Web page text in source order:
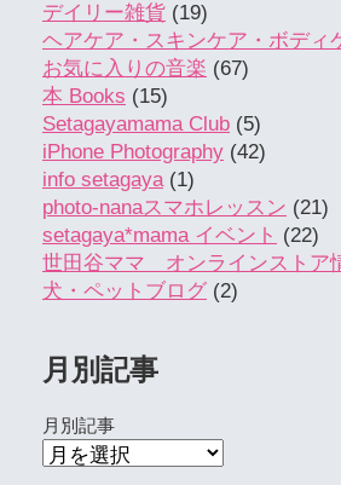
デイリー雑貨 (19)
ヘアケア・スキンケア・ボディ
お気に入りの音楽 (67)
本 Books (15)
Setagayamama Club (5)
iPhone Photography (42)
info setagaya(1)
photo-nanaスマホレッスン (21)
setagaya*mama イベント (22)
世田谷ママ オンラインストア
犬・ペットブログ (2)
月別記事
月別記事